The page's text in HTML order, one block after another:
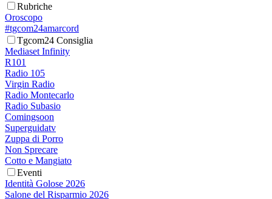
Rubriche
Oroscopo
#tgcom24amarcord
Tgcom24 Consiglia
Mediaset Infinity
R101
Radio 105
Virgin Radio
Radio Montecarlo
Radio Subasio
Comingsoon
Superguidatv
Zuppa di Porro
Non Sprecare
Cotto e Mangiato
Eventi
Identità Golose 2026
Salone del Risparmio 2026